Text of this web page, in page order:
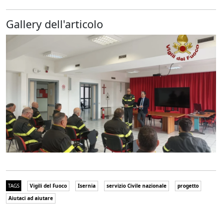
Gallery dell'articolo
TAGS Vigili del Fuoco Isernia servizio Civile nazionale
progetto
Aiutaci ad aiutare